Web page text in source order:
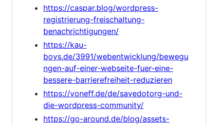
https://caspar.blog/wordpress-
registrierung-freischaltung-
benachrichtigungen/
https://kau-
boys.de/3991/webentwicklung/bewegu
ngen-auf-einer-webseite-fuer-eine-
bessere-barrierefreiheit-reduzieren
https://voneff.de/de/savedotorg-und-
die-wordpress-community/
https://go-around.de/blog/assets-